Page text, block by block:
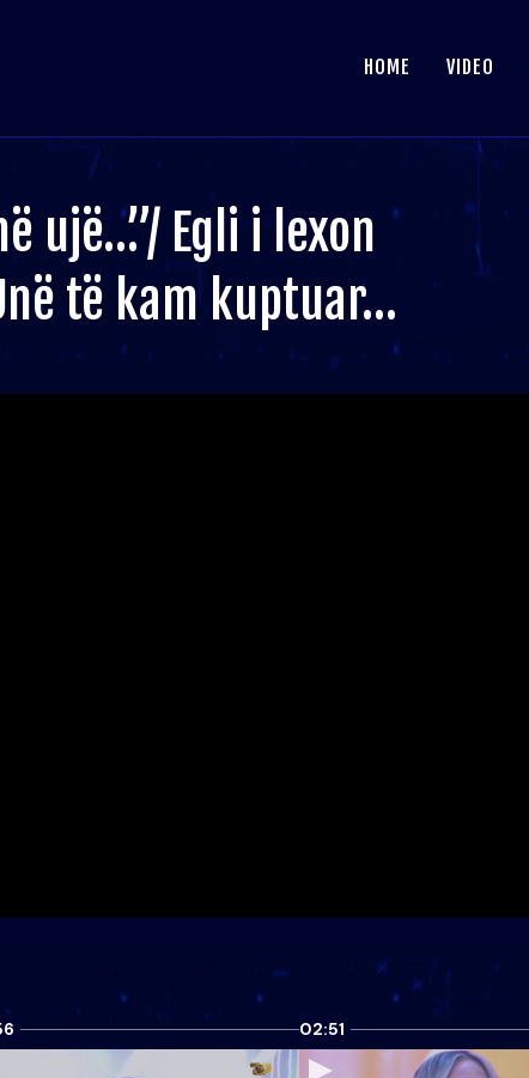
HOME VIDEO
ujë…”/ Egli i lexon
të kam kuptuar…
02:51